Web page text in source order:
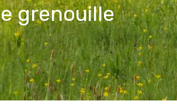
grenouille